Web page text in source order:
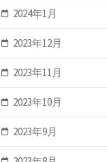
2024年1月
2023年12月
2023年11月
2023年10月
2023年9月